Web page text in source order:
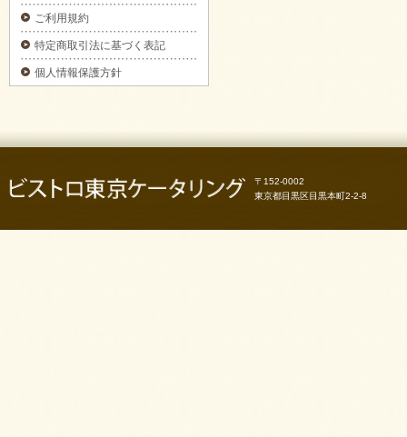
ブルスケッタカナッペサンドオードブル 【要
カナッペ＆クロスティーニをご注文いただき
ました。
ピンチョスプレートをご注文いただきまし
た。
ご利用規約
特定商取引法に基づく表記
個人情報保護方針
〒152-0002
東京都目黒区目黒本町2-2-8